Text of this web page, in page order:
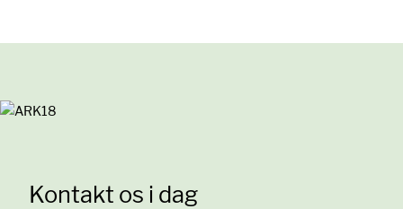
Kontakt os i dag